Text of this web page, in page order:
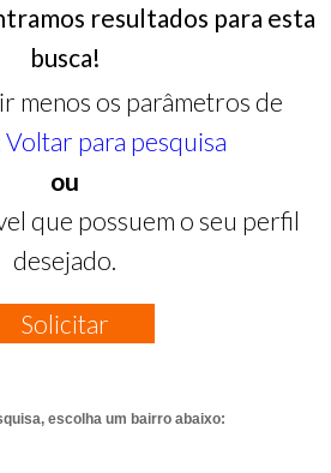
resultados para esta
busca!
menos os parâmetros de
Voltar para pesquisa
ou
que possuem o seu perfil
desejado.
Solicitar
escolha um bairro abaixo: